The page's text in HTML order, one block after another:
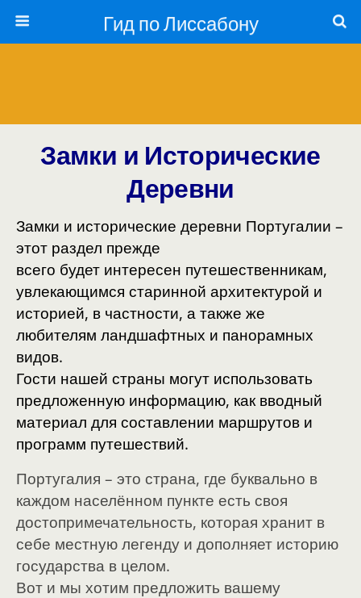
Гид по Лиссабону
Замки и Исторические
Деревни
Замки и исторические деревни Португалии –
этот раздел прежде
всего будет интересен путешественникам,
увлекающимся старинной архитектурой и
историей, в частности, а также же
любителям ландшафтных и панорамных
видов.
Гости нашей страны могут использовать
предложенную информацию, как вводный
материал для составлении маршрутов и
программ путешествий.
Португалия – это страна, где буквально в
каждом населённом пункте есть своя
достопримечательность, которая хранит в
себе местную легенду и дополняет историю
государства в целом.
Вот и мы хотим предложить вашему